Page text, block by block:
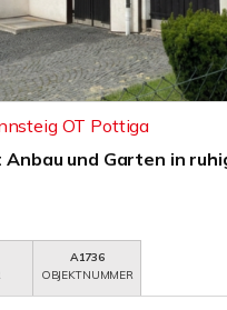
OT Pottiga
Anbau und Garten in
A1736
OBJEKTNUMMER